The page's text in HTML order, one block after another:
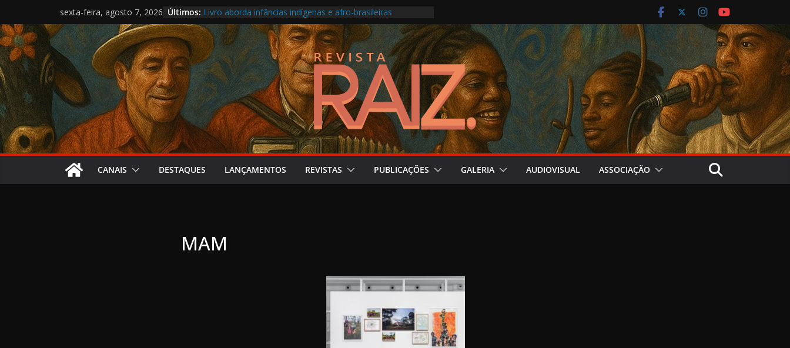
para
o
conteúdo
sexta-feira, agosto 7, 2026 Últimos: Livro aborda infâncias indígenas e afro-brasileiras
Samba da Volta transforma roda carioca em álbum ao vivo
O circo presente no Festival do Patrimônio em São Paulo
Cartografia reúne produção musical ligada à saúde mental
Nova lei aproxima os Pontos de Cultura e as escolas
CANAIS DESTAQUES LANÇAMENTOS REVISTAS PUBLICAÇÕES GALERIA AUDIOVISUAL ASSOCIAÇÃO
MAM